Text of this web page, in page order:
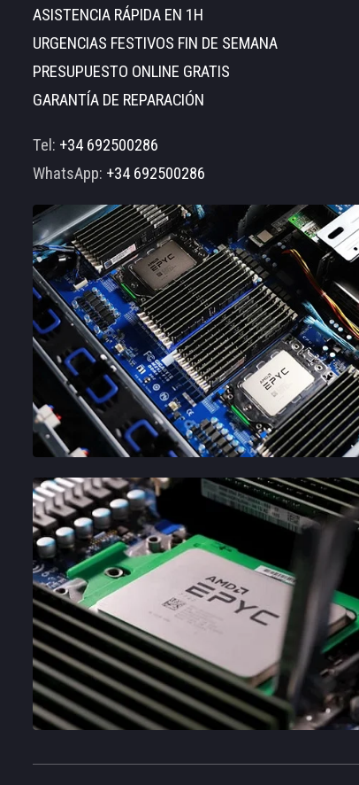
ASISTENCIA RÁPIDA EN 1H
URGENCIAS FESTIVOS FIN DE SEMANA
PRESUPUESTO ONLINE GRATIS
GARANTÍA DE REPARACIÓN
Tel: +34 692500286
WhatsApp: +34 692500286